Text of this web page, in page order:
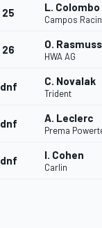
25 L. Colombo
Campos
26 O.
HWA AG
dnf C. Novalak
Trident
dnf A. Leclerc
Prema
dnf I. Cohen
Carlin